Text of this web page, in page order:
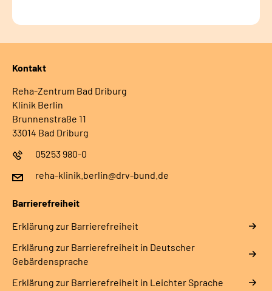
Kontakt
Reha-Zentrum Bad Driburg
Klinik Berlin
Brunnenstraße 11
33014 Bad Driburg
05253 980-0
reha-klinik.berlin@drv-bund.de
Barrierefreiheit
Erklärung zur Barrierefreiheit
Erklärung zur Barrierefreiheit in Deutscher
Gebärdensprache
Erklärung zur Barrierefreiheit in Leichter Sprache